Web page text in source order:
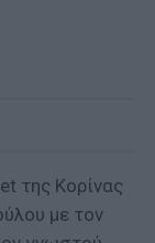
της Κορίνας
με τον